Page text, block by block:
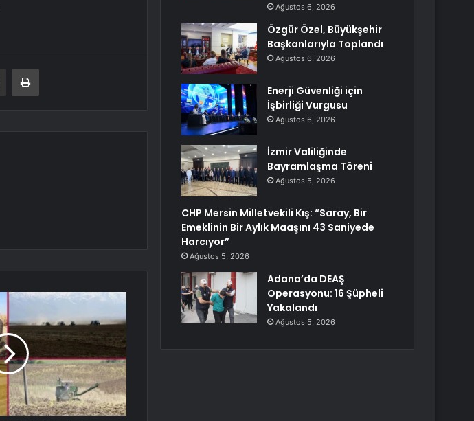
E-Posta ile paylaş Yazdır
Ağustos 6, 2026
Özgür Özel, Büyükşehir
Başkanlarıyla Toplandı
Ağustos 6, 2026
Enerji Güvenliği için
İşbirliği Vurgusu
Ağustos 6, 2026
İzmir Valiliğinde
Bayramlaşma Töreni
Ağustos 5, 2026
CHP Mersin Milletvekili Kış: “Saray, Bir
Emeklinin Bir Aylık Maaşını 43 Saniyede
Harcıyor”
Ağustos 5, 2026
Adana’da DEAŞ
Operasyonu: 16 Şüpheli
Yakalandı
Ağustos 5, 2026